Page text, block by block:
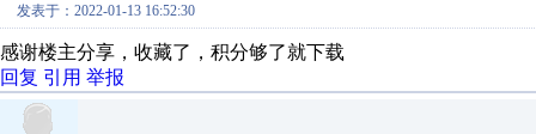
发表于：2022-01-13 16:52:30
感谢楼主分享，收藏了，积分够了就下载
回复 引用 举报